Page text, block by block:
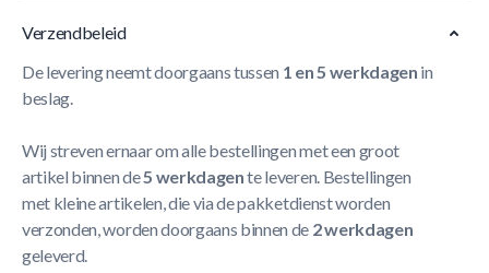
Verzendbeleid
De levering neemt doorgaans tussen 1 en 5 werkdagen in
beslag.
Wij streven ernaar om alle bestellingen met een groot
artikel binnen de5 werkdagente leveren. Bestellingen
met kleine artikelen, die via de pakketdienst worden
verzonden, worden doorgaans binnen de 2 werkdagen
geleverd.